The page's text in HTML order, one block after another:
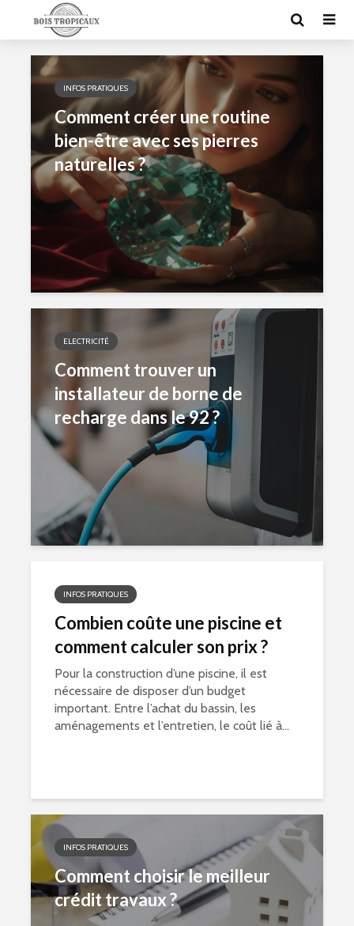
INFOS PRATIQUES
Comment créer une routine
bien-être avec ses pierres
naturelles ?
ELECTRICITÉ
Comment trouver un
installateur de borne de
recharge dans le 92 ?
INFOS PRATIQUES
Combien coûte une piscine et
comment calculer son prix ?
Pour la construction d’une piscine, il est
nécessaire de disposer d’un budget
important. Entre l’achat du bassin, les
aménagements et l’entretien, le coût lié à...
INFOS PRATIQUES
Comment choisir le meilleur
crédit travaux ?